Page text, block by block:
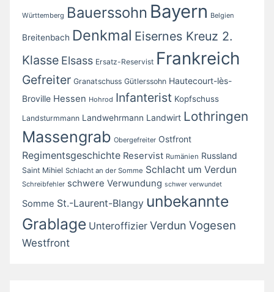
Württemberg Bauerssohn Bayern Belgien
Breitenbach Denkmal Eisernes Kreuz 2.
Klasse Elsass Ersatz-Reservist Frankreich
Gefreiter Granatschuss Gütlerssohn Hautecourt-lès-
Broville Hessen Hohrod Infanterist Kopfschuss
Landsturmmann Landwehrmann Landwirt Lothringen
Massengrab Obergefreiter Ostfront
Regimentsgeschichte Reservist Rumänien Russland
Saint Mihiel Schlacht an der Somme Schlacht um Verdun
Schreibfehler schwere Verwundung schwer verwundet
Somme St.-Laurent-Blangy unbekannte
Grablage Unteroffizier Verdun Vogesen
Westfront